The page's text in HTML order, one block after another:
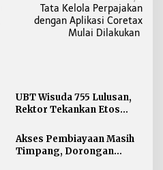
Tata Kelola Perpajakan
dengan Aplikasi Coretax
Mulai Dilakukan
UBT Wisuda 755 Lulusan,
Rektor Tekankan Etos
Akses Pembiayaan Masih
Timpang, Dorongan